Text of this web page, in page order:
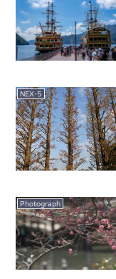
NEX-5
Photograph